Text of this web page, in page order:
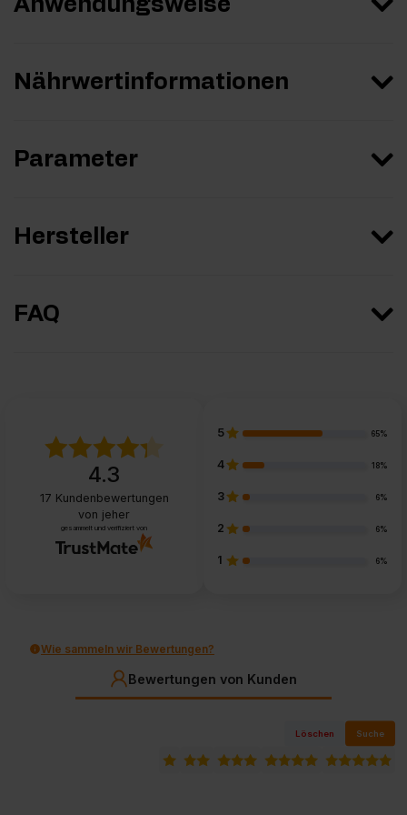
Anwendungsweise
Nährwertinformationen
Parameter
Hersteller
FAQ
4.3
17 Kundenbewertungen
von jeher
gesammelt und verifiziert von
5 65%
4 18%
3 6%
2 6%
1 6%
Wie sammeln wir Bewertungen?
Bewertungen von Kunden
Löschen Suche